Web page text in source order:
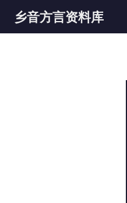
乡音方言资料库